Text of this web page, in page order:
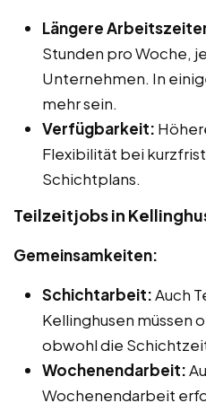
Längere
Stunden pro Woche,
Unternehmen. In
mehr sein.
Verfügbarkeit:
Flexibilität bei
Schichtplans.
Teilzeitjobs in
Gemeinsamkeiten:
Schichtarbeit:Auch
Kellinghusen müssen
obwohl die
Wochenendarbeit:
Wochenendarbeit